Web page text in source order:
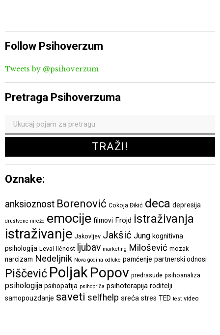
Follow Psihoverzum
Tweets by @psihoverzum
Pretraga Psihoverzuma
Oznake:
anksioznost Borenović Cokoja Đikić deca depresija
društvene mreže emocije filmovi Frojd istraživanja
istraživanje Jakovljev Jakšić Jung kognitivna
psihologija Levai ličnost ljubav marketing Milošević mozak
narcizam Nedeljnik Nova godina odluke pamćenje partnerski odnosi
Piščević Poljak Popov predrasude psihoanaliza
psihologija psihopatija psihopriča psihoterapija roditelji
samopouzdanje saveti selfhelp sreća stres TED test video